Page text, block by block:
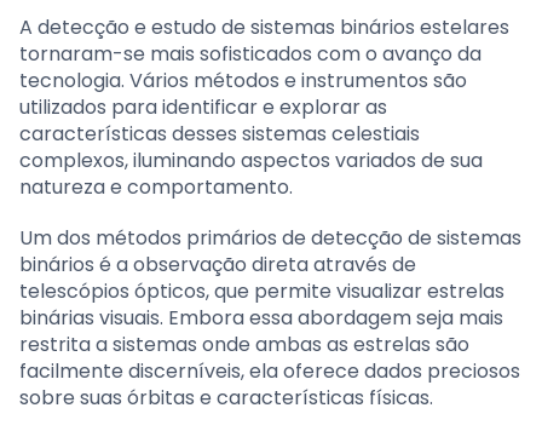
A detecção e estudo de sistemas binários estelares
tornaram-se mais sofisticados com o avanço da
tecnologia. Vários métodos e instrumentos são
utilizados para identificar e explorar as
características desses sistemas celestiais
complexos, iluminando aspectos variados de sua
natureza e comportamento.
Um dos métodos primários de detecção de sistemas
binários é a observação direta através de
telescópios ópticos, que permite visualizar estrelas
binárias visuais. Embora essa abordagem seja mais
restrita a sistemas onde ambas as estrelas são
facilmente discerníveis, ela oferece dados preciosos
sobre suas órbitas e características físicas.